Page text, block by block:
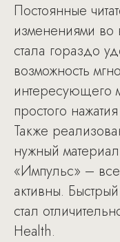
Постоянные
изменениями во
стала гораздо
возможность
интересующего
простого
Также
нужный
«Импульс» –
активны.
стал
Health.